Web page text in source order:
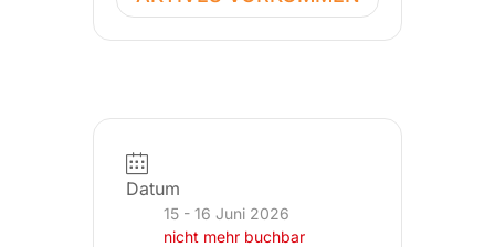
Datum
15 - 16 Juni 2026
nicht mehr buchbar